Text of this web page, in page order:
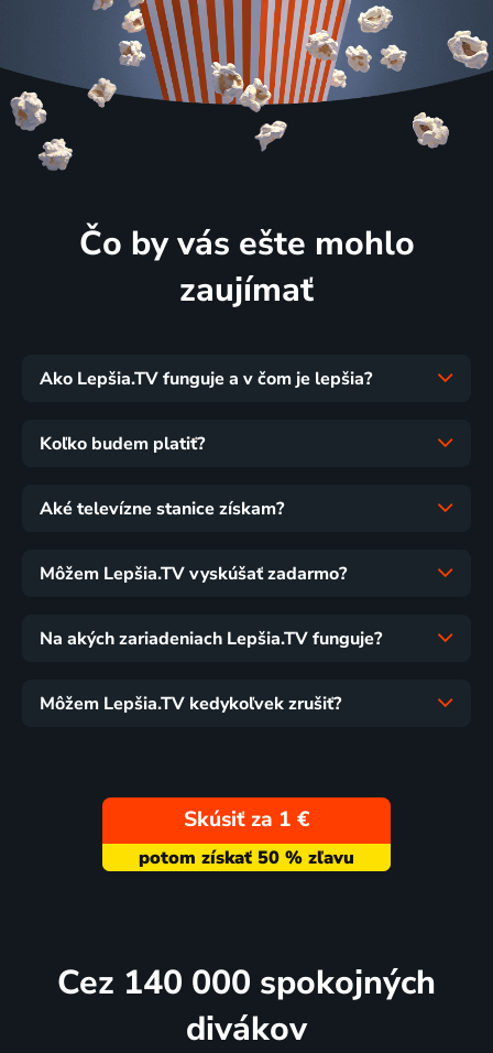
Čo by vás ešte mohlo
zaujímať
Ako Lepšia.TV funguje a v čom je lepšia?
Koľko budem platiť?
Aké televízne stanice získam?
Môžem Lepšia.TV vyskúšať zadarmo?
Na akých zariadeniach Lepšia.TV funguje?
Môžem Lepšia.TV kedykoľvek zrušiť?
Skúsiť za 1 €
Cez 140 000 spokojných
divákov